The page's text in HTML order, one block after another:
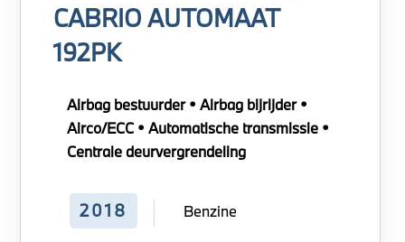
CABRIO AUTOMAAT
192PK
Airbag bestuurder • Airbag bijrijder •
Airco/ECC • Automatische transmissie •
Centrale deurvergrendeling
2018 Benzine